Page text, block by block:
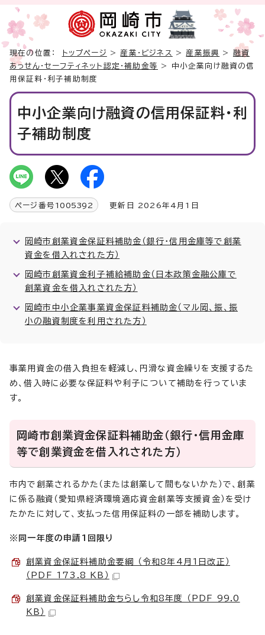
現在の位置： トップページ > 産業・ビジネス > 産業振興 > 融資
あっせん・セーフティネット認定・補助金等
> 中小企業向け融資の信
用保証料・利子補助制度
中小企業向け融資の信用保証料・利
子補助制度
ページ番号 1005392 更新日 2026年4月1日
岡崎市創業資金保証料補助金（銀行・信用金庫等で創業
資金を借入れされた方）
岡崎市創業資金利子補給補助金（日本政策金融公庫で
創業資金を借入れされた方）
岡崎市中小企業事業資金保証料補助金（マル岡、振、振
小の融資制度を利用された方）
事業用資金の借入負担を軽減し、円滑な資金繰りを支援するた
め、借入時に必要な保証料や利子について補助を行っていま
す。
岡崎市創業資金保証料補助金（銀行・信用金庫
等で創業資金を借入れされた方）
市内で創業されるかた（または創業して間もないかた）で、創業
に係る融資（愛知県経済環境適応資金創業等支援資金）を受け
たかたに対して、支払った信用保証料の一部を補助します。
※同一年度の申請1回限り
創業資金保証料補助金要綱 （令和8年4月1日改正）
（PDF 173.8 KB）
創業資金保証料補助金ちらし令和8年度 （PDF 99.0
KB）